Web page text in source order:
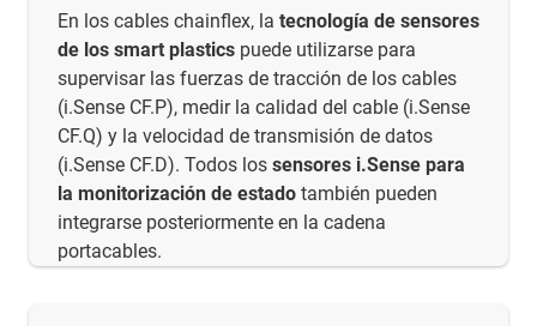
En los cables chainflex, la tecnología de sensores
de los smart plastics puede utilizarse para
supervisar las fuerzas de tracción de los cables
(i.Sense CF.P), medir la calidad del cable (i.Sense
CF.Q) y la velocidad de transmisión de datos
(i.Sense CF.D). Todos los sensores i.Sense para
la monitorización de estado también pueden
integrarse posteriormente en la cadena
portacables.